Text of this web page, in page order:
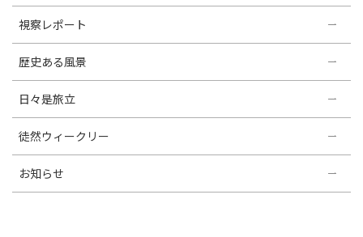
視察レポート
歴史ある風景
日々是旅立
徒然ウィークリー
お知らせ